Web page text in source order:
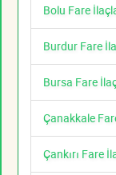
Bolu Fare
Burdur Fare
Bursa Fare
Çanakkale
Çankırı Fare